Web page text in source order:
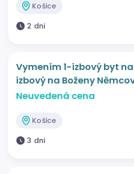
Košice
2 dni
Vymením 1-izbový byt na
izbový na Boženy
Neuvedená cena
Košice
3 dni